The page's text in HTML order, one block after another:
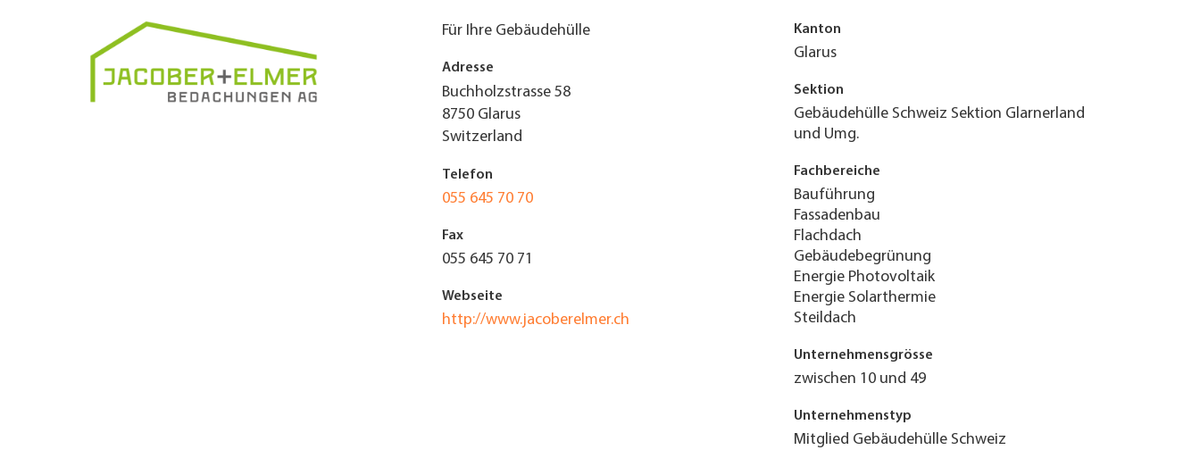
JOBS & KARRIERE
UNTERNEHMEN FINDEN
Für Ihre Gebäudehülle
Adresse
Buchholzstrasse 58
8750 Glarus
Switzerland
Telefon
055 645 70 70
Fax
055 645 70 71
Webseite
http://www.jacoberelmer.ch
Kanton
Glarus
Sektion
Gebäudehülle Schweiz Sektion Glarnerland
und Umg.
Fachbereiche
Bauführung
Fassadenbau
Flachdach
Gebäudebegrünung
Energie Photovoltaik
Energie Solarthermie
Steildach
Unternehmensgrösse
zwischen 10 und 49
Unternehmenstyp
Mitglied Gebäudehülle Schweiz